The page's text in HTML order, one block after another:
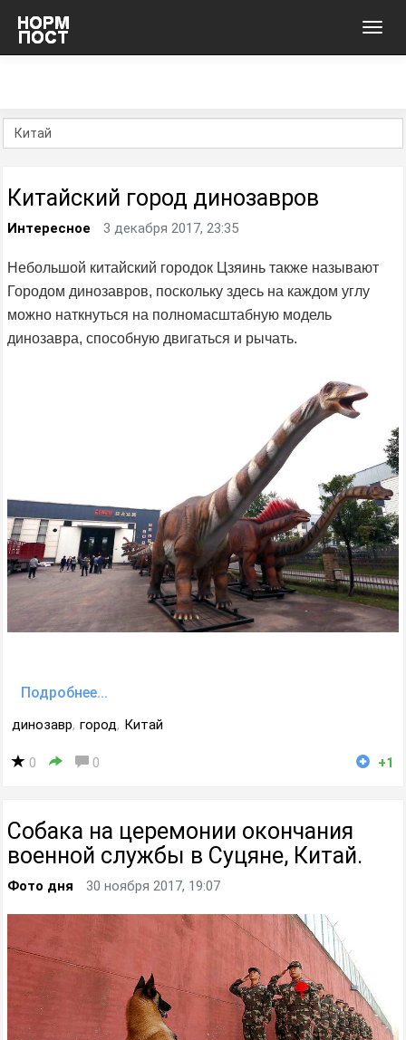
Китайский город динозавров
Интересное 3 декабря 2017, 23:35
Небольшой китайский городок Цзяинь также называют
Городом динозавров, поскольку здесь на каждом углу
можно наткнуться на полномасштабную модель
динозавра, способную двигаться и рычать.
Подробнее...
динозавр, город, Китай
0 0 +1
Собака на церемонии окончания
военной службы в Суцяне, Китай.
Фото дня 30 ноября 2017, 19:07